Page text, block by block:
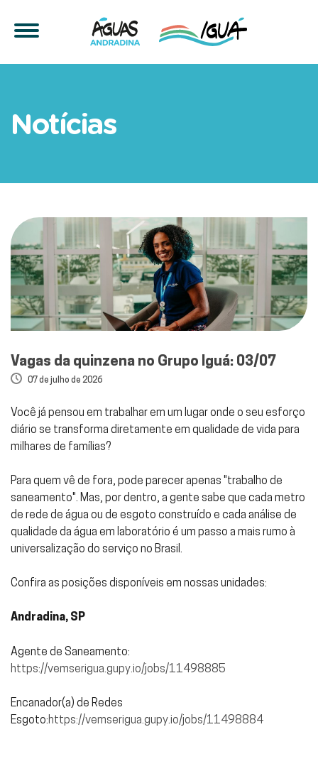
Notícias
Vagas da quinzena no Grupo Iguá: 03/07
07 de julho de 2026
Você já pensou em trabalhar em um lugar onde o seu esforço
diário se transforma diretamente em qualidade de vida para
milhares de famílias?
Para quem vê de fora, pode parecer apenas "trabalho de
saneamento". Mas, por dentro, a gente sabe que cada metro
de rede de água ou de esgoto construído e cada análise de
qualidade da água em laboratório é um passo a mais rumo à
universalização do serviço no Brasil.
Confira as posições disponíveis em nossas unidades:
Andradina, SP
Agente de Saneamento:
https://vemserigua.gupy.io/jobs/11498885
Encanador(a) de Redes
Esgoto:https://vemserigua.gupy.io/jobs/11498884